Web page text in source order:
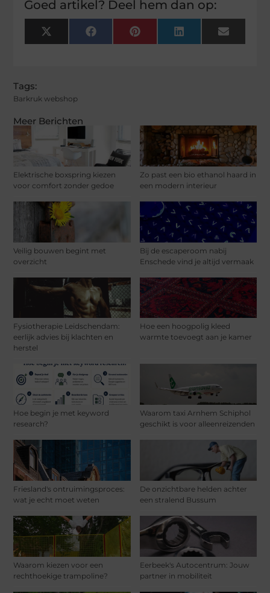
Meer Berichten
Elektrische boxspring kiezen
voor comfort zonder gedoe
Zo past een bio ethanol haard in
een modern interieur
Veilig bouwen begint met
overzicht
Bij de escaperoom nabij
Enschede vind je altijd vermaak
Fysiotherapie Leidschendam:
eerlijk advies bij klachten en
herstel
Hoe een hoogpolig kleed
warmte toevoegt aan je kamer
Hoe begin je met keyword
research?
Waarom taxi Arnhem Schiphol
geschikt is voor alleenreizenden
Friesland's ontruimingsproces:
wat je echt moet weten
De onzichtbare helden achter
een stralend Bussum
Waarom kiezen voor een
rechthoekige trampoline?
Eerbeek's Autocentrum: Jouw
partner in mobiliteit
Goed artikel? Deel hem dan op:
X
(Twitter)
FacebookPinterest LinkedIn Email
Tags:
Barkruk webshop